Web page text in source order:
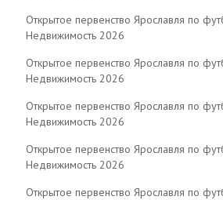
Открытое первенство Ярославля по
Недвижимость 2026
Открытое первенство Ярославля по
Недвижимость 2026
Открытое первенство Ярославля по
Недвижимость 2026
Открытое первенство Ярославля по
Недвижимость 2026
Открытое первенство Ярославля по